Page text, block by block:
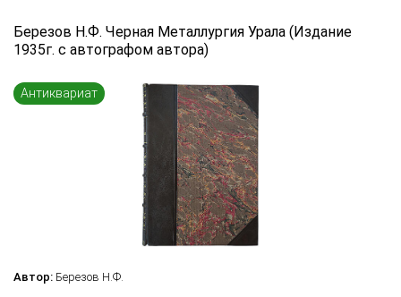
Язык книги
Переплет
по цене
по году издания
по дате поступления (новинки)
Березов Н.Ф. Черная Металлургия Урала (Издание
1935г. с автографом автора)
Антиквариат
Автор: Березов Н.Ф.